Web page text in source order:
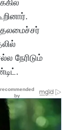
நேரிடும்